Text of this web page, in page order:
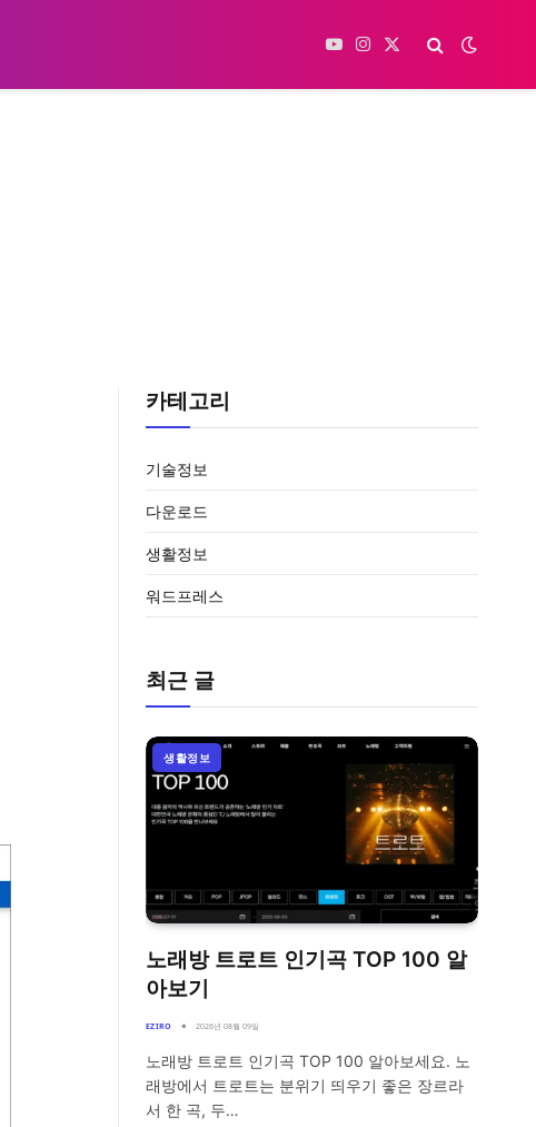
YouTubeInstagram
X
카테고리
기술정보
다운로드
생활정보
워드프레스
최근 글
생활정보
노래방 트로트 인기곡 TOP 100 알
아보기
EZIRO 2026년 08월 09일
노래방 트로트 인기곡 TOP 100 알아보세요. 노
래방에서 트로트는 분위기 띄우기 좋은 장르라
서 한 곡, 두…